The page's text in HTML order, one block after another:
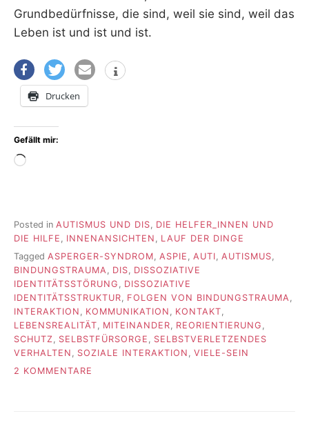
Grundbedürfnisse, die sind, weil sie sind, weil das
Leben ist und ist und ist.
Drucken
Gefällt mir:
Wird
Posted in AUTISMUS UND DIS
DIE HELFER_INNEN UND
DIE HILFE
INNENANSICHTEN
LAUF DER DINGE
Tagged ASPERGER-SYNDROM, ASPIE , AUTI, AUTISMUS,
BINDUNGSTRAUMA, DIS, DISSOZIATIVE
IDENTITÄTSSTÖRUNG , DISSOZIATIVE
IDENTITÄTSSTRUKTUR, FOLGEN VON BINDUNGSTRAUMA,
INTERAKTION , KOMMUNIKATION , KONTAKT,
LEBENSREALITÄT, MITEINANDER, REORIENTIERUNG ,
SCHUTZ, SELBSTFÜRSORGE , SELBSTVERLETZENDES
VERHALTEN , SOZIALE INTERAKTION , VIELE-SEIN
2 KOMMENTARE